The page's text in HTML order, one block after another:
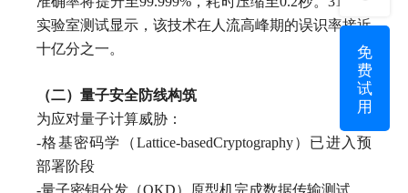
实验室测试显示，该技术在人流高峰期的误识率接近
十亿分之一。
（二）量子安全防线构筑
为应对量子计算威胁：
-格基密码学（Lattice-basedCryptography）已进入预
部署阶段
免
费
试
用